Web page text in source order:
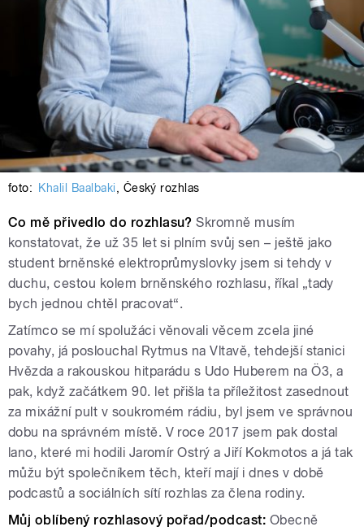
foto: Khalil Baalbaki, Český rozhlas
Co mě přivedlo do rozhlasu? Skromně musím
konstatovat, že už 35 let si plním svůj sen – ještě jako
student brněnské elektroprůmyslovky jsem si tehdy v
duchu, cestou kolem brněnského rozhlasu, říkal „tady
bych jednou chtěl pracovat“.
Zatímco se mí spolužáci věnovali věcem zcela jiné
povahy, já poslouchal Rytmus na Vltavě, tehdejší stanici
Hvězda a rakouskou hitparádu s Udo Huberem na Ö3, a
pak, když začátkem 90. let přišla ta příležitost zasednout
za mixážní pult v soukromém rádiu, byl jsem ve správnou
dobu na správném místě. V roce 2017 jsem pak dostal
lano, které mi hodili Jaromír Ostrý a Jiří Kokmotos a já tak
můžu být společníkem těch, kteří mají i dnes v době
podcastů a sociálních sítí rozhlas za člena rodiny.
Můj oblíbený rozhlasový pořad/podcast: Obecně